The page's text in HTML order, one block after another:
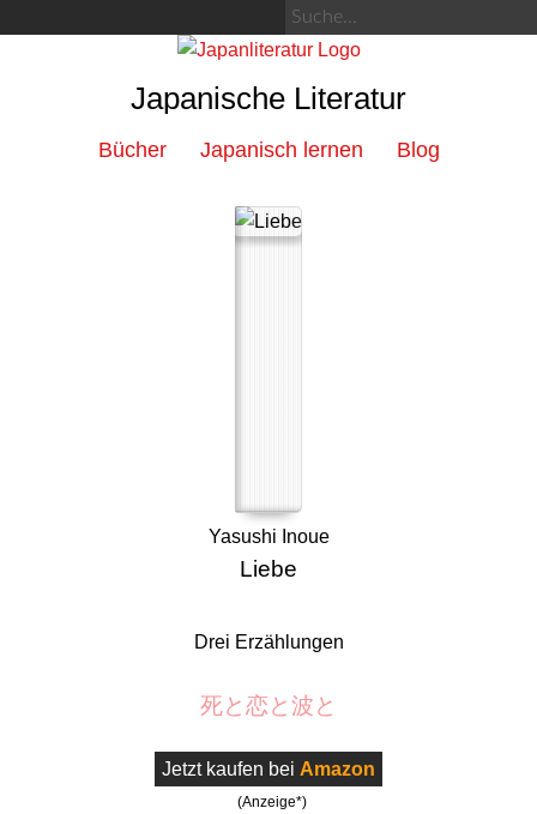
Japanische Literatur
Bücher Japanisch lernen Blog
Yasushi Inoue
Liebe
Drei Erzählungen
死と恋と波と
Jetzt kaufen bei Amazon
(Anzeige*)